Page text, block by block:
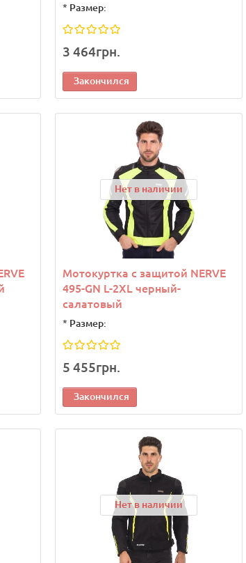
* Размер:
3 464грн.
Закончился
Нет в наличии
Мотокуртка с защитой NERVE
495-GN L-2XL черный-
салатовый
* Размер:
5 455грн.
Закончился
Нет в наличии